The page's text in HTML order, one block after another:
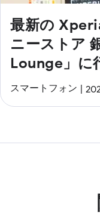
最新の
ニーストア
Lounge」に
スマートフォン